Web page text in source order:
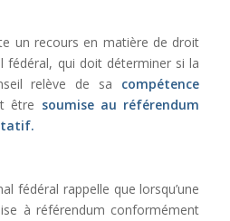
un recours en matière de droit
fédéral, qui doit déterminer si la
relève de sa compétence
être soumise au référendum
fédéral rappelle que lorsqu’une
à référendum conformément